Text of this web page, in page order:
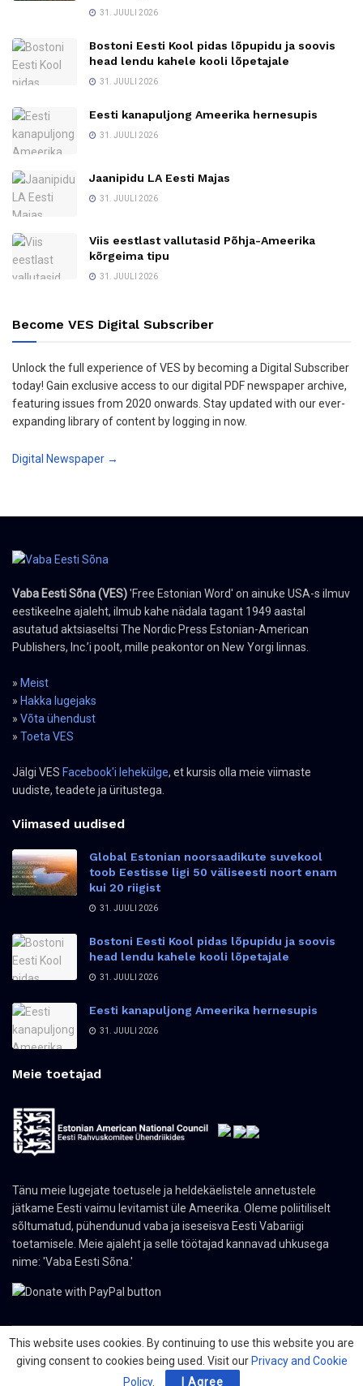
31. JUULI 2026
Bostoni Eesti Kool pidas lõpupidu ja soovis
head lendu kahele kooli lõpetajale
31. JUULI 2026
Eesti kanapuljong Ameerika hernesupis
31. JUULI 2026
Jaanipidu LA Eesti Majas
31. JUULI 2026
Viis eestlast vallutasid Põhja-Ameerika
kõrgeima tipu
31. JUULI 2026
Become VES Digital Subscriber
Unlock the full experience of VES by becoming a Digital Subscriber
today! Gain exclusive access to our digital PDF newspaper archive,
featuring issues from 2020 onwards. Stay updated with our ever-
expanding library of content by logging in now.
Digital Newspaper →
Vaba Eesti Sõna (VES)'Free Estonian Word' on ainuke USA-s ilmuv
eestikeelne ajaleht, ilmub kahe nädala tagant 1949 aastal
asutatud aktsiaseltsi The Nordic Press Estonian-American
Publishers, Inc.’i poolt, mille peakontor on New Yorgi linnas.
» Meist
» Hakka lugejaks
» Võta ühendust
» Toeta VES
Jälgi VES Facebook'i lehekülge, et kursis olla meie viimaste
uudiste, teadete ja üritustega.
Viimased uudised
Global Estonian noorsaadikute suvekool
toob Eestisse ligi 50 väliseesti noort enam
kui 20 riigist
31. JUULI 2026
Bostoni Eesti Kool pidas lõpupidu ja soovis
head lendu kahele kooli lõpetajale
31. JUULI 2026
Eesti kanapuljong Ameerika hernesupis
31. JUULI 2026
Meie toetajad
Tänu meie lugejate toetusele ja heldekäelistele annetustele
jätkame Eesti vaimu levitamist üle Ameerika. Oleme poliitiliselt
sõltumatud, pühendunud vaba ja iseseisva Eesti Vabariigi
toetamisele. Meie ajaleht ja selle töötajad kannavad uhkusega
nime: 'Vaba Eesti Sõna.'
© 2024 The Nordic Press Estonian-American Publishers, Inc. All Rights
This website uses cookies. By continuing to use this website you are
giving consent to cookies being used. Visit our Privacy and Cookie
Policy. I Agree